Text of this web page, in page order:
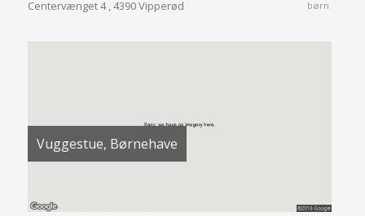
børn
Centervænget 4 , 4390 Vipperød
Vuggestue, Børnehave